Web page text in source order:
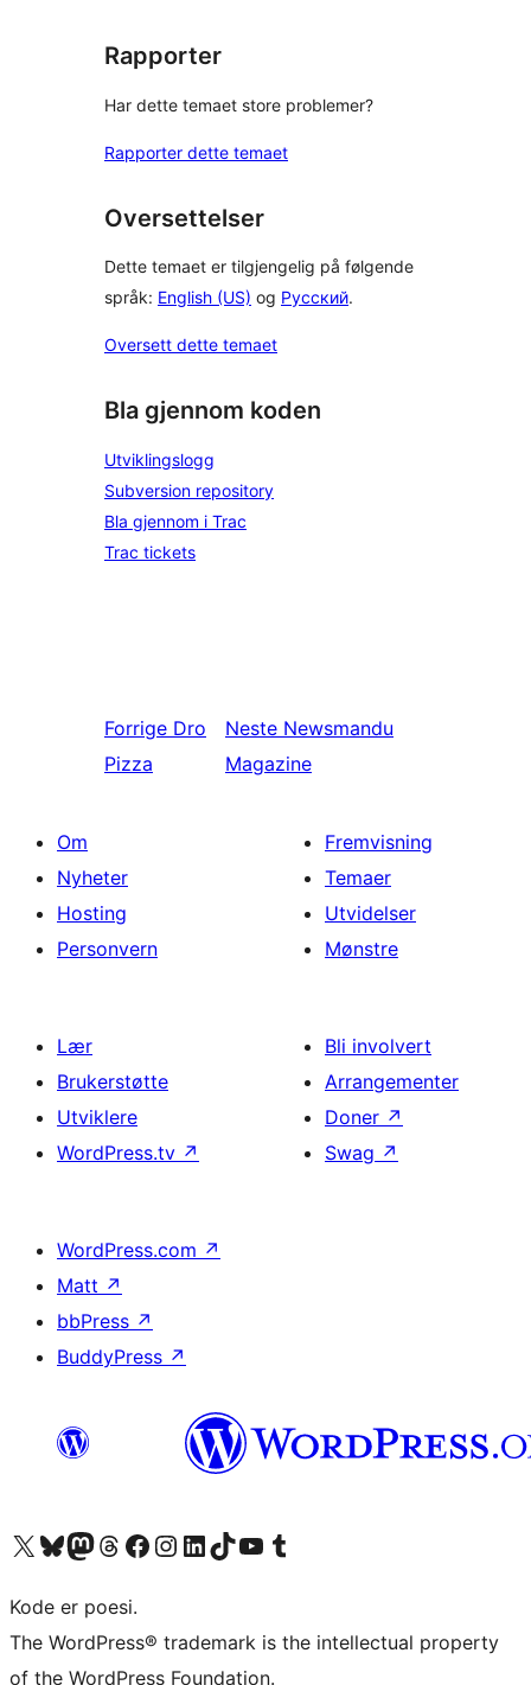
Rapporter
Har dette temaet store problemer?
Rapporter dette temaet
Oversettelser
Dette temaet er tilgjengelig på følgende
språk: English (US) og Русский.
Oversett dette temaet
Bla gjennom koden
Utviklingslogg
Subversion repository
Bla gjennom i Trac
Trac tickets
Forrige Dro
Pizza
Neste Newsmandu
Magazine
Om
Nyheter
Hosting
Personvern
Fremvisning
Temaer
Utvidelser
Mønstre
Lær
Brukerstøtte
Utviklere
WordPress.tv ↗
Bli involvert
Arrangementer
Doner ↗
Swag ↗
WordPress.com ↗
Matt ↗
bbPress ↗
BuddyPress ↗
Besøk vår konto på X Visit our Bluesky account
Besøk vår Mastodon-konto
Visit our Threads account
Besøk vår Facebook-sideBesøk vår Instagram-konto
Besøk vår LinkedIn-konto
Visit our TikTok account
Visit our YouTube channel
Visit our Tumblr account
Kode er poesi.
The WordPress® trademark is the intellectual property
of the WordPress Foundation.